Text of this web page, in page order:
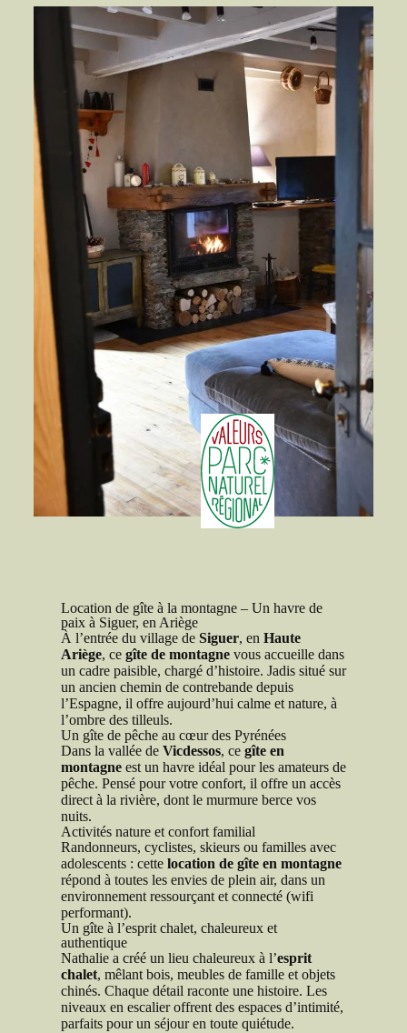
Location de gîte à la montagne – Un havre de
paix à Siguer, en Ariège
À l’entrée du village de Siguer, en Haute
Ariège, ce gîte de montagnevous accueille dans
un cadre paisible, chargé d’histoire. Jadis situé sur
un ancien chemin de contrebande depuis
l’Espagne, il offre aujourd’hui calme et nature, à
l’ombre des tilleuls.
Un gîte de pêche au cœur des Pyrénées
Dans la vallée de Vicdessos, ce gîte en
montagneest un havre idéal pour les amateurs de
pêche. Pensé pour votre confort, il offre un accès
direct à la rivière, dont le murmure berce vos
nuits.
Activités nature et confort familial
Randonneurs, cyclistes, skieurs ou familles avec
adolescents : cette location de gîte en montagne
répond à toutes les envies de plein air, dans un
environnement ressourçant et connecté (wifi
performant).
Un gîte à l’esprit chalet, chaleureux et
authentique
Nathalie a créé un lieu chaleureux à l’esprit
chalet, mêlant bois, meubles de famille et objets
chinés. Chaque détail raconte une histoire. Les
niveaux en escalier offrent des espaces d’intimité,
parfaits pour un séjour en toute quiétude.